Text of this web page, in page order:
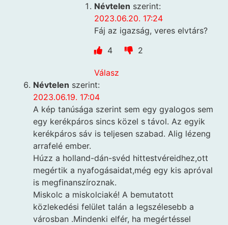
Névtelen szerint:
2023.06.20. 17:24
Fáj az igazság, veres elvtárs?
4
2
Válasz
Névtelen szerint:
2023.06.19. 17:04
A kép tanúsága szerint sem egy gyalogos sem
egy kerékpáros sincs közel s távol. Az egyik
kerékpáros sáv is teljesen szabad. Alig lézeng
arrafelé ember.
Húzz a holland-dán-svéd hittestvéreidhez,ott
megértik a nyafogásaidat,még egy kis apróval
is megfinanszíroznak.
Miskolc a miskolciaké! A bemutatott
közlekedési felület talán a legszélesebb a
városban .Mindenki elfér, ha megértéssel